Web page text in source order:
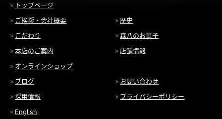
トップページ
ご挨拶・会社概要
歴史
こだわり
森八のお菓子
本店のご案内
店舗情報
オンラインショップ
ブログ
お問い合わせ
採用情報
プライバシーポリシー
English